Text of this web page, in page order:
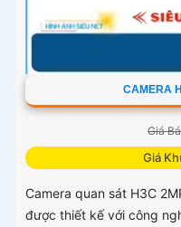
CAMERA
Giá
Giá
Camera quan sát H3C
được thiết kế với công